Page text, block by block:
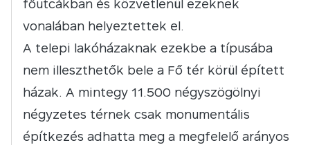
főutcákban és közvetlenül ezeknek
vonalában helyeztettek el.
A telepi lakóházaknak ezekbe a típusába
nem illeszthetők bele a Fő tér körül épített
házak. A mintegy 11.500 négyszögölnyi
négyzetes térnek csak monumentális
építkezés adhatta meg a megfelelő arányos